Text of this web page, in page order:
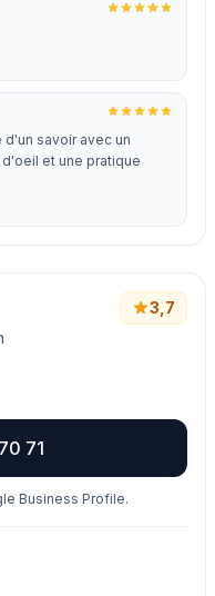
savoir avec un
et une pratique
3,7
71
Business Profile.